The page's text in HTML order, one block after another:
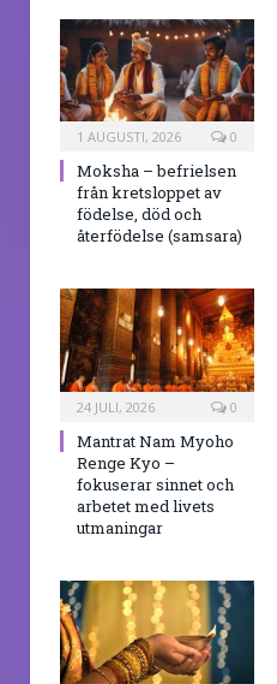
1 AUGUSTI, 2026 0
Moksha – befrielsen
från kretsloppet av
födelse, död och
återfödelse (samsara)
24 JULI, 2026 0
Mantrat Nam Myoho
Renge Kyo –
fokuserar sinnet och
arbetet med livets
utmaningar